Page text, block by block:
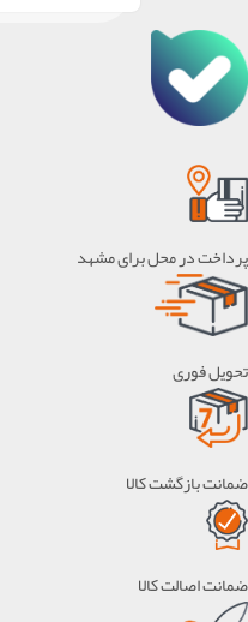
پرداخت در محل برای مشهد
تحویل فوری
ضمانت بازگشت کالا
ضمانت اصالت کالا